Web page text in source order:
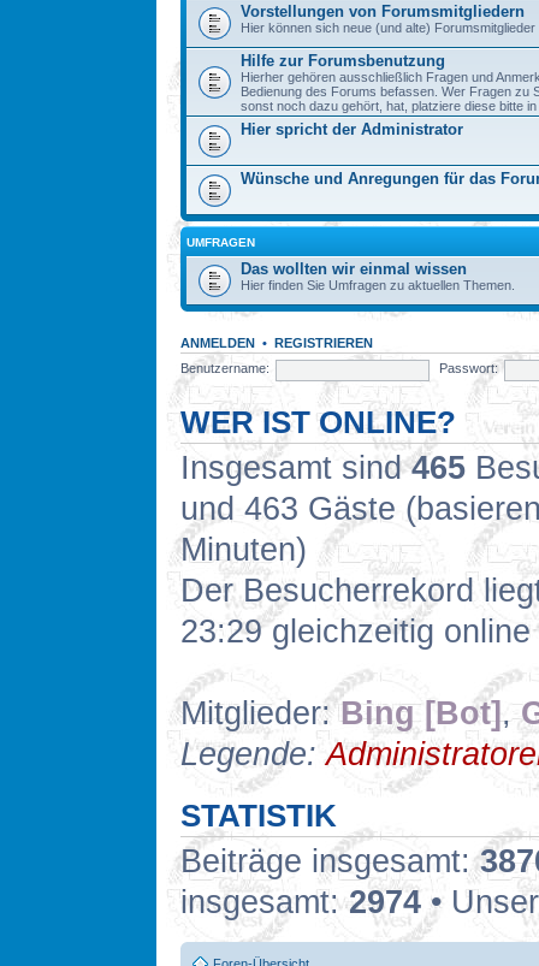
Vorstellungen von Forumsmitgliedern
Hier können sich neue (und alte)
Hilfe zur Forumsbenutzung
Hierher gehören ausschließlich Fragen und
Bedienung des Forums befassen. Wer Fragen zu
sonst noch dazu gehört, hat, platziere diese bitte
Hier spricht der Administrator
Wünsche und Anregungen für das
UMFRAGEN
Das wollten wir einmal wissen
Hier finden Sie Umfragen zu aktuellen Themen.
ANMELDEN • REGISTRIEREN
Benutzername:
Passwort:
WER IST ONLINE?
Insgesamt sind465
und 463 Gäste
Minuten)
Der Besucherrekord
23:29 gleichzeitig
Mitglieder:Bing [Bot],
Legende:
STATISTIK
Beiträge insgesamt:
insgesamt:2974 •